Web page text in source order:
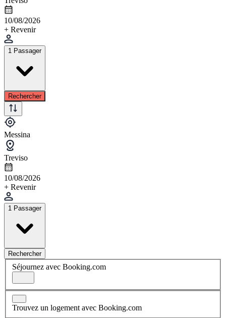
10/08/2026
+ Revenir
1 Passager
Rechercher
Messina
Treviso
10/08/2026
+ Revenir
1 Passager
Rechercher
Séjournez avec Booking.com
Trouvez un logement avec Booking.com